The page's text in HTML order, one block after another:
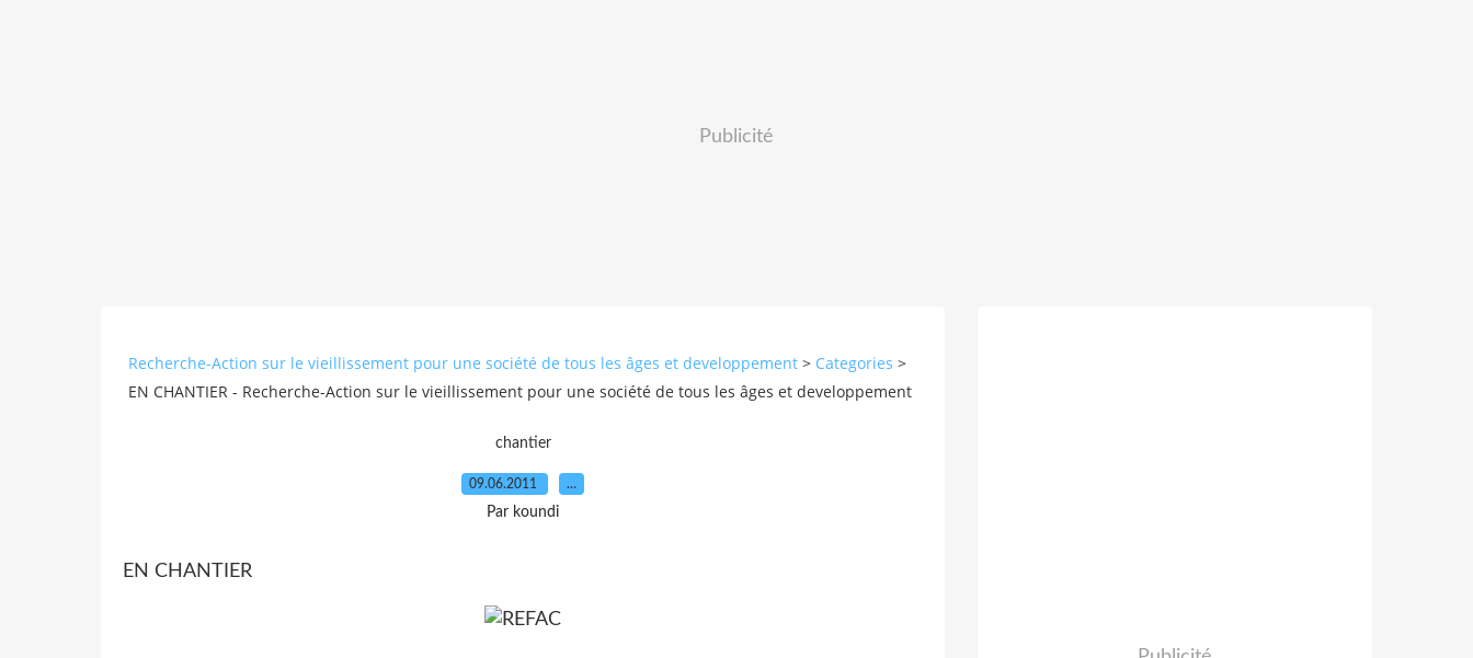
Publicité
Recherche-Action sur le vieillissement pour une société de tous les âges et developpement > Categories >
EN CHANTIER - Recherche-Action sur le vieillissement pour une société de tous les âges et developpement
chantier
09.06.2011 …
Par koundi
EN CHANTIER